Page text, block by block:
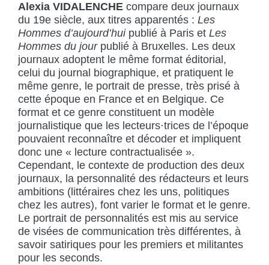
Alexia VIDALENCHE compare deux journaux
du 19e siècle, aux titres apparentés : Les
Hommes d’aujourd’hui publié à Paris et Les
Hommes du jour publié à Bruxelles. Les deux
journaux adoptent le même format éditorial,
celui du journal biographique, et pratiquent le
même genre, le portrait de presse, très prisé à
cette époque en France et en Belgique. Ce
format et ce genre constituent un modèle
journalistique que les lecteurs·trices de l’époque
pouvaient reconnaître et décoder et impliquent
donc une « lecture contractualisée ».
Cependant, le contexte de production des deux
journaux, la personnalité des rédacteurs et leurs
ambitions (littéraires chez les uns, politiques
chez les autres), font varier le format et le genre.
Le portrait de personnalités est mis au service
de visées de communication très différentes, à
savoir satiriques pour les premiers et militantes
pour les seconds.